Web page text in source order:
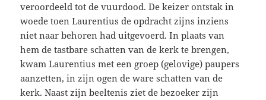
veroordeeld tot de vuurdood. De keizer ontstak in
woede toen Laurentius de opdracht zijns inziens
niet naar behoren had uitgevoerd. In plaats van
hem de tastbare schatten van de kerk te brengen,
kwam Laurentius met een groep (gelovige) paupers
aanzetten, in zijn ogen de ware schatten van de
kerk. Naast zijn beeltenis ziet de bezoeker zijn